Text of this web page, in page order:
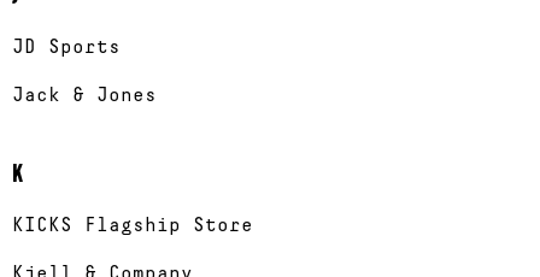
JD Sports
Jack & Jones
K
KICKS Flagship Store